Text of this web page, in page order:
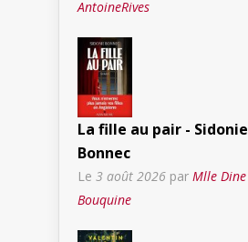
AntoineRives
La fille au pair - Sidonie
Bonnec
Le 3 août 2026 par Mlle Dine
Bouquine